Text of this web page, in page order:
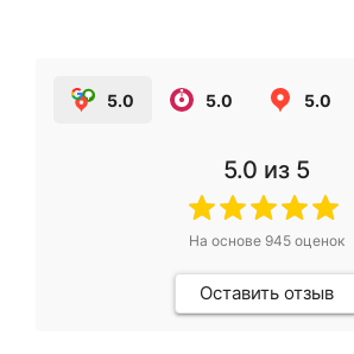
5.0 5.0 5.0
5.0 из 5
На основе 945оценок
Оставить отзыв